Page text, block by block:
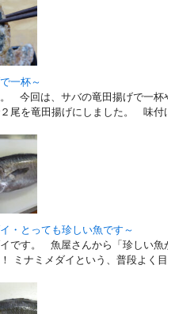
一杯～
今回は、サバの竜田揚げで一杯
尾を竜田揚げにしました。 味付
・とっても珍しい魚です～
す。 魚屋さんから「珍しい魚が
ミナミメダイという、普段よく目